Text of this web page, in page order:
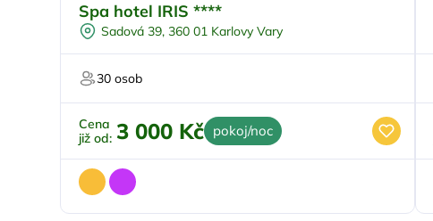
Spa hotel IRIS ****
Sadová 39, 360 01 Karlovy Vary
30 osob
Cena
již od: 3 000 Kč pokoj/noc